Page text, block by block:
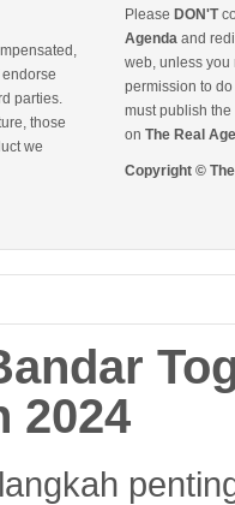
endorse
parties.
those
we
Please DON'T
Agenda and
web, unless you
permission to
must publish
on The Real
Copyright ©
2024